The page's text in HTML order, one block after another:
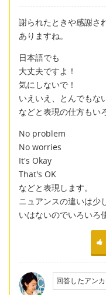
謝られたときや感謝さ
ありますね。
日本語でも
大丈夫ですよ！
気にしないで！
いえいえ、とんでもな
などと表現の仕方もい
No problem
No worries
It's Okay
That's OK
などと表現します。
ニュアンスの違いは少
いはないのでいろいろ
回答したアン